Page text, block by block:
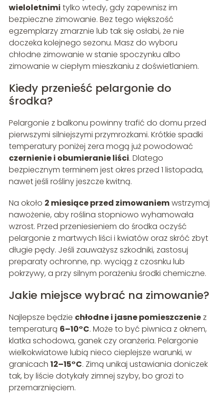
wieloletnimi tylko wtedy, gdy zapewnisz im
bezpieczne zimowanie. Bez tego większość
egzemplarzy zmarznie lub tak się osłabi, że nie
doczeka kolejnego sezonu. Masz do wyboru
chłodne zimowanie w stanie spoczynku albo
zimowanie w ciepłym mieszkaniu z doświetlaniem.
Kiedy przenieść pelargonie do
środka?
Pelargonie z balkonu powinny trafić do domu przed
pierwszymi silniejszymi przymrozkami. Krótkie spadki
temperatury poniżej zera mogą już powodować
czernienie i obumieranie liści. Dlatego
bezpiecznym terminem jest okres przed 1 listopada,
nawet jeśli rośliny jeszcze kwitną.
Na około 2 miesiące przed zimowaniemwstrzymaj
nawożenie, aby roślina stopniowo wyhamowała
wzrost. Przed przeniesieniem do środka oczyść
pelargonie z martwych liści i kwiatów oraz skróć zbyt
długie pędy. Jeśli zauważysz szkodniki, zastosuj
preparaty ochronne, np. wyciąg z czosnku lub
pokrzywy, a przy silnym porażeniu środki chemiczne.
Jakie miejsce wybrać na zimowanie?
Najlepsze będzie chłodne i jasne pomieszczeniez
temperaturą 6–10°C. Może to być piwnica z oknem,
klatka schodowa, ganek czy oranżeria. Pelargonie
wielkokwiatowe lubią nieco cieplejsze warunki, w
granicach 12–15°C. Zimą unikaj ustawiania doniczek
tak, by liście dotykały zimnej szyby, bo grozi to
przemarznięciem.